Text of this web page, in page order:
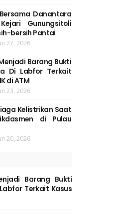
Danantara
Gunungsitoli
bersih Pantai
27, 2026
Barang Bukti
Di Labfor Terkait
di ATM
23, 2026
Kelistrikan Saat
di Pulau
20, 2026
Barang Bukti
Terkait Kasus